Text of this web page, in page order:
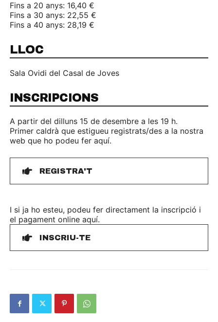
Fins a 20 anys: 16,40 €
Fins a 30 anys: 22,55 €
Fins a 40 anys: 28,19 €
LLOC
Sala Ovidi del Casal de Joves
INSCRIPCIONS
A partir del dilluns 15 de desembre a les 19 h.
Primer caldrà que estigueu registrats/des a la nostra
web que ho podeu fer aquí.
REGISTRA'T
I si ja ho esteu, podeu fer directament la inscripció i
el pagament online aquí.
INSCRIU-TE